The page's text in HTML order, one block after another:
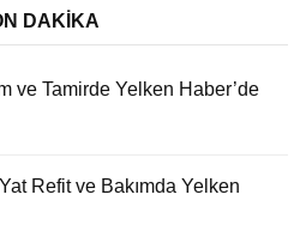
DAKİKA
ve Tamirde Yelken Haber’de
Refit ve Bakımda Yelken